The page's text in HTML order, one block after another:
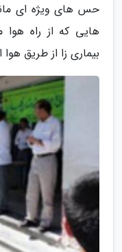
حس های ویژه ای
هایی که از راه هوا
بیماری زا از طریق هوا